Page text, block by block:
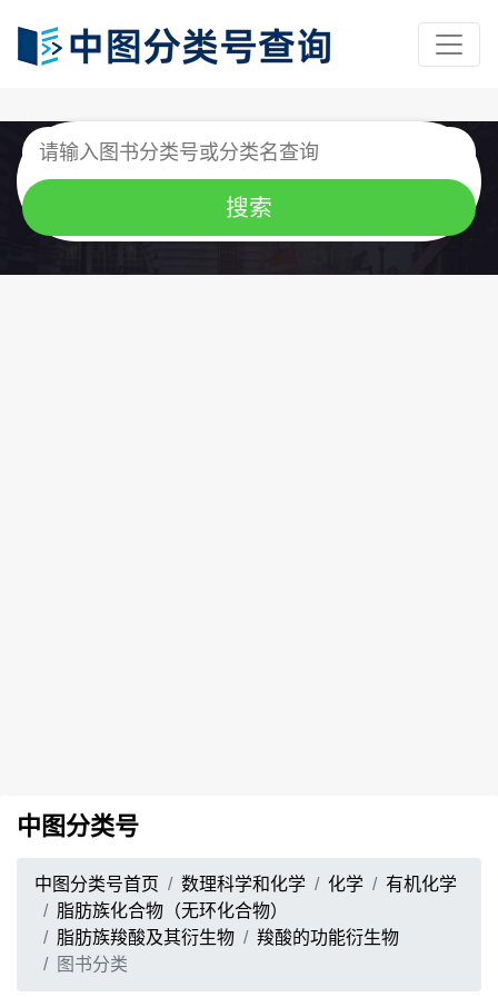
中图分类号
中图分类号首页 数理科学和化学 化学
有机化学
脂肪族化合物（无环化合物）
脂肪族羧酸及其衍生物
羧酸的功能衍生物
图书分类